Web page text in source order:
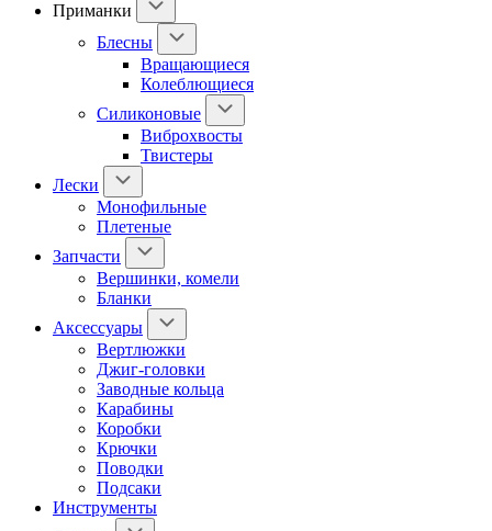
Приманки
Блесны
Вращающиеся
Колеблющиеся
Силиконовые
Виброхвосты
Твистеры
Лески
Монофильные
Плетеные
Запчасти
Вершинки, комели
Бланки
Аксессуары
Вертлюжки
Джиг-головки
Заводные кольца
Карабины
Коробки
Крючки
Поводки
Подсаки
Инструменты